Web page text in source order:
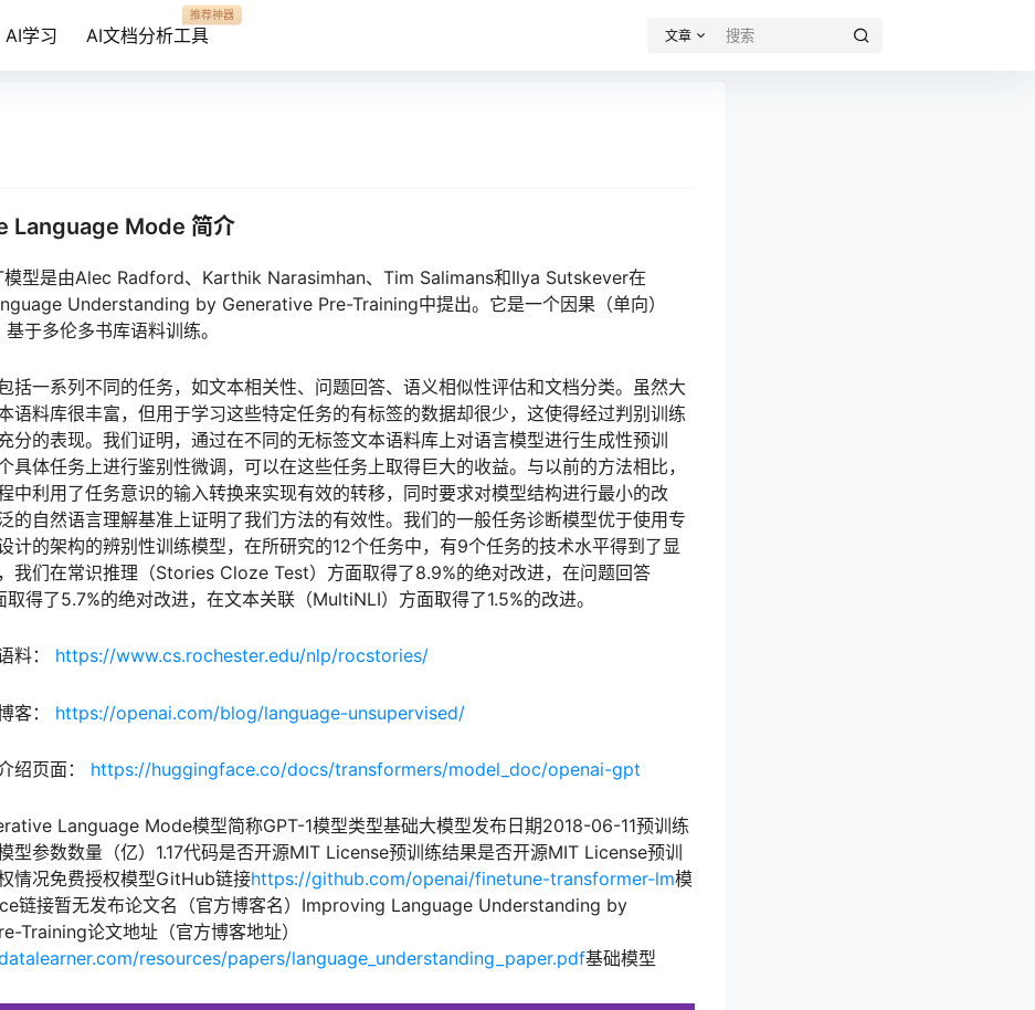
AI学习 AI文档分析工具
推荐神器
文章
Language Mode 简介
模型是由Alec Radford、Karthik Narasimhan、Tim Salimans和Ilya Sutskever在
Understanding by Generative Pre-Training中提出。它是一个因果（单向）
于多伦多书库语料训练。
括一系列不同的任务，如文本相关性、问题回答、语义相似性评估和文档分类。虽然大
语料库很丰富，但用于学习这些特定任务的有标签的数据却很少，这使得经过判别训练
分的表现。我们证明，通过在不同的无标签文本语料库上对语言模型进行生成性预训
具体任务上进行鉴别性微调，可以在这些任务上取得巨大的收益。与以前的方法相比，
中利用了任务意识的输入转换来实现有效的转移，同时要求对模型结构进行最小的改
的自然语言理解基准上证明了我们方法的有效性。我们的一般任务诊断模型优于使用专
计的架构的辨别性训练模型，在所研究的12个任务中，有9个任务的技术水平得到了显
我们在常识推理（Stories Cloze Test）方面取得了8.9%的绝对改进，在问题回答
取得了5.7%的绝对改进，在文本关联（MultiNLI）方面取得了1.5%的改进。
料： https://www.cs.rochester.edu/nlp/rocstories/
客： https://openai.com/blog/language-unsupervised/
绍页面： https://huggingface.co/docs/transformers/model_doc/openai-gpt
Language Mode模型简称GPT-1模型类型基础大模型发布日期2018-06-11预训练
型参数数量（亿）1.17代码是否开源MIT License预训练结果是否开源MIT License预训
情况免费授权模型GitHub链接https://github.com/openai/finetune-transformer-lm模
链接暂无发布论文名（官方博客名）Improving Language Understanding by
Training论文地址（官方博客地址）
resources/papers/language_understanding_paper.pdf基础模型